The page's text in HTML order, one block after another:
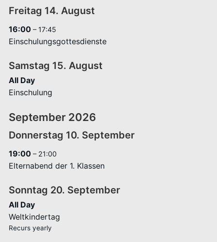
Freitag 14. August
16:00 – 17:45
Einschulungsgottesdienste
Samstag 15. August
All Day
Einschulung
September 2026
Donnerstag 10. September
19:00 – 21:00
Elternabend der 1. Klassen
Sonntag 20. September
All Day
Weltkindertag
Recurs yearly